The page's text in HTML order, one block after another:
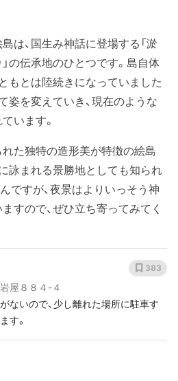
は、国生み神話に登場する「淤
」の伝承地のひとつです。島自体
もとは陸続きになっていました
姿を変えていき、現在のような
います。
た独特の造形美が特徴の絵島
詠まれる景勝地としても知られ
ですが、夜景はよりいっそう神
すので、ぜひ立ち寄ってみてく
屋８８４-４
ないので、少し離れた場所に駐車す
す。
383